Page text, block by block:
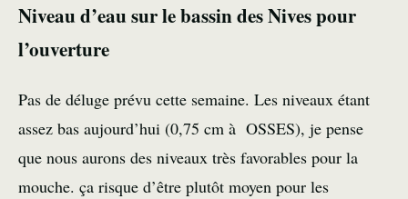
Niveau d’eau sur le bassin des Nives pour
l’ouverture
Pas de déluge prévu cette semaine. Les niveaux étant
assez bas aujourd’hui (0,75 cm à OSSES), je pense
que nous aurons des niveaux très favorables pour la
mouche. ça risque d’être plutôt moyen pour les